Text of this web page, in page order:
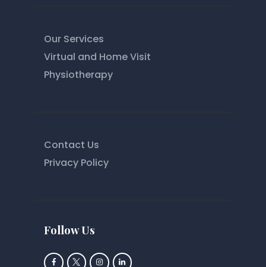
Our Services
Virtual and Home Visit
Physiotherapy
Contact Us
Privacy Policy
Follow Us